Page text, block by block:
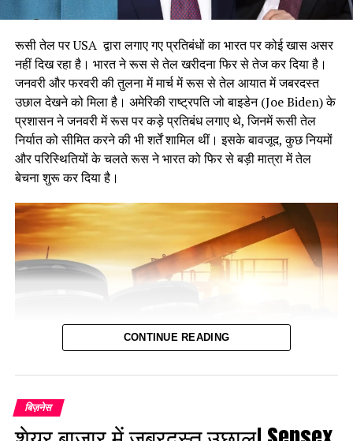
रूसी तेल पर USA द्वारा लगाए गए प्रतिबंधों का भारत पर कोई खास असर
नहीं दिख रहा है। भारत ने रूस से तेल खरीदना फिर से तेज कर दिया है।
जनवरी और फरवरी की तुलना में मार्च में रूस से तेल आयात में जबरदस्त
उछाल देखने को मिला है। अमेरिकी राष्ट्रपति जो बाइडेन (Joe Biden) के
प्रशासन ने जनवरी में रूस पर कड़े प्रतिबंध लगाए थे, जिनमें रूसी तेल
निर्यात को सीमित करने की भी शर्तें शामिल थीं। इसके बावजूद, कुछ नियमों
और परिस्थितियों के चलते रूस ने भारत को फिर से बड़ी मात्रा में तेल
बेचना शुरू कर दिया है।
CONTINUE READING
बिज़नेस